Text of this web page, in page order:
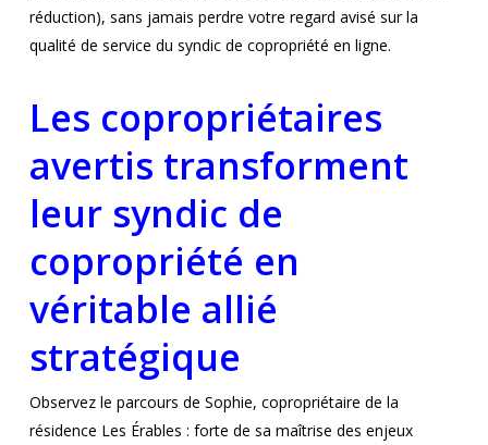
réduction), sans jamais perdre votre regard avisé sur la
qualité de service du syndic de copropriété en ligne.
Les copropriétaires
avertis transforment
leur syndic de
copropriété en
véritable allié
stratégique
Observez le parcours de Sophie, copropriétaire de la
résidence Les Érables : forte de sa maîtrise des enjeux